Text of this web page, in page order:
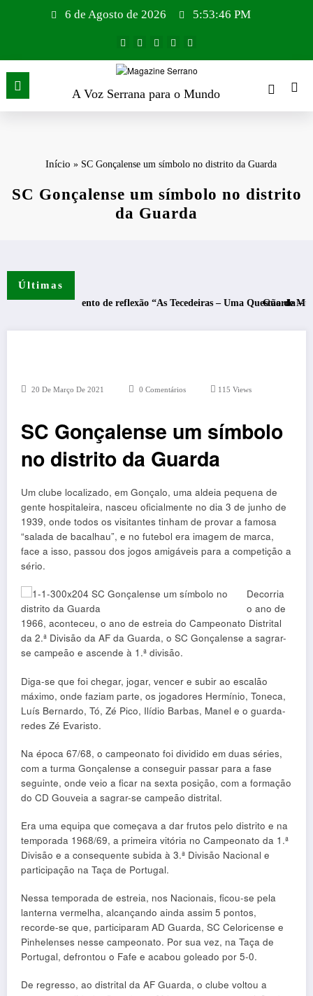
6 de Agosto de 2026 5:53:47 PM
A Voz Serrana para o Mundo
Início » SC Gonçalense um símbolo no distrito da Guarda
SC Gonçalense um símbolo no distrito
da Guarda
Últimas
– Momento de reflexão “As Tecedeiras – Uma Questão de Mulheres e
Guarda – Assinatura
20 De Março De 2021 0 Comentários 115Views
SC Gonçalense um símbolo
no distrito da Guarda
Um clube localizado, em Gonçalo, uma aldeia pequena de
gente hospitaleira, nasceu oficialmente no dia 3 de junho de
1939, onde todos os visitantes tinham de provar a famosa
“salada de bacalhau”, e no futebol era imagem de marca,
face a isso, passou dos jogos amigáveis para a competição a
sério.
Decorria
o ano de
1966, aconteceu, o ano de estreia do Campeonato Distrital
da 2.ª Divisão da AF da Guarda, o SC Gonçalense a sagrar-
se campeão e ascende à 1.ª divisão.
Diga-se que foi chegar, jogar, vencer e subir ao escalão
máximo, onde faziam parte, os jogadores Hermínio, Toneca,
Luís Bernardo, Tó, Zé Pico, Ilídio Barbas, Manel e o guarda-
redes Zé Evaristo.
Na época 67/68, o campeonato foi dividido em duas séries,
com a turma Gonçalense a conseguir passar para a fase
seguinte, onde veio a ficar na sexta posição, com a formação
do CD Gouveia a sagrar-se campeão distrital.
Era uma equipa que começava a dar frutos pelo distrito e na
temporada 1968/69, a primeira vitória no Campeonato da 1.ª
Divisão e a consequente subida à 3.ª Divisão Nacional e
participação na Taça de Portugal.
Nessa temporada de estreia, nos Nacionais, ficou-se pela
lanterna vermelha, alcançando ainda assim 5 pontos,
recorde-se que, participaram AD Guarda, SC Celoricense e
Pinhelenses nesse campeonato. Por sua vez, na Taça de
Portugal, defrontou o Fafe e acabou goleado por 5-0.
De regresso, ao distrital da AF Guarda, o clube voltou a